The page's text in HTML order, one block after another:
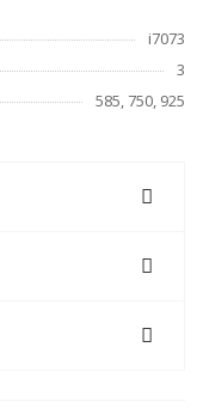
i7073
3
585, 750, 925